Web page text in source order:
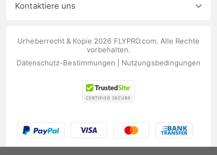
Kontaktiere uns
Urheberrecht & Kopie 2026 FLYPRO.com. Alle Rechte
vorbehalten.
Datenschutz-Bestimmungen
Nutzungsbedingungen